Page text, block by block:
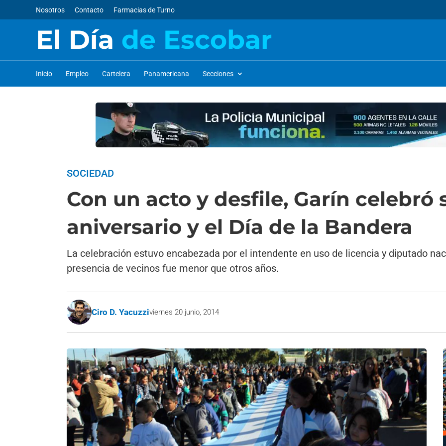
Nosotros Contacto Farmacias de Turno
El Día de Escobar
Inicio Empleo Cartelera Panamericana Secciones
SOCIEDAD
Con un acto y desfile, Garín celebró
aniversario y el Día de la Bandera
La celebración estuvo encabezada por el intendente en uso de licencia y diputado
presencia de vecinos fue menor que otros años.
Ciro D. Yacuzziviernes 20 junio, 2014